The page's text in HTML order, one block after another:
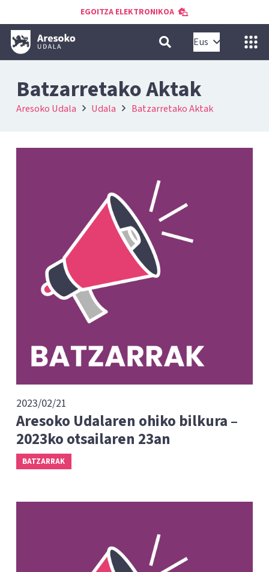
EGOITZA ELEKTRONIKOA
Eus
Batzarretako Aktak
Aresoko Udala Udala Batzarretako Aktak
2023/02/21
Aresoko Udalaren ohiko bilkura –
2023ko otsailaren 23an
BATZARRAK